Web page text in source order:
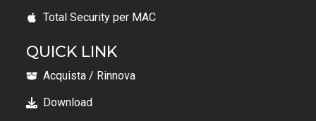
Total Security per MAC
QUICK LINK
Acquista / Rinnova
Download